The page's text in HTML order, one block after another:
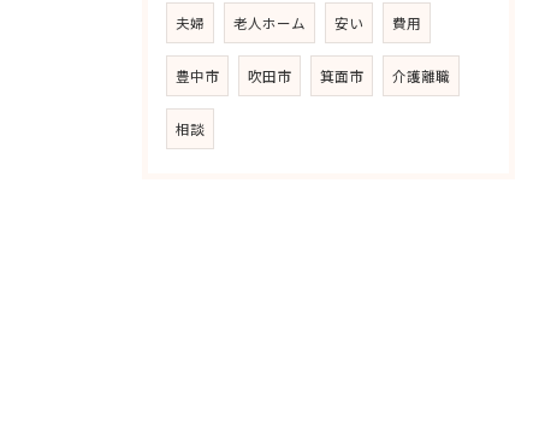
夫婦 老人ホーム 安い 費用
豊中市 吹田市 箕面市 介護離職
相談